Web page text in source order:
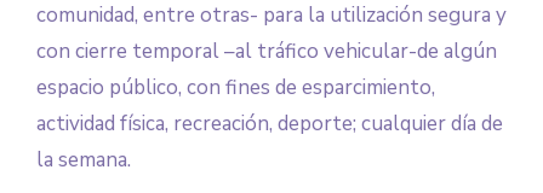
comunidad, entre otras- para la utilización segura y
con cierre temporal –al tráfico vehicular-de algún
espacio público, con fines de esparcimiento,
actividad física, recreación, deporte; cualquier día de
la semana.